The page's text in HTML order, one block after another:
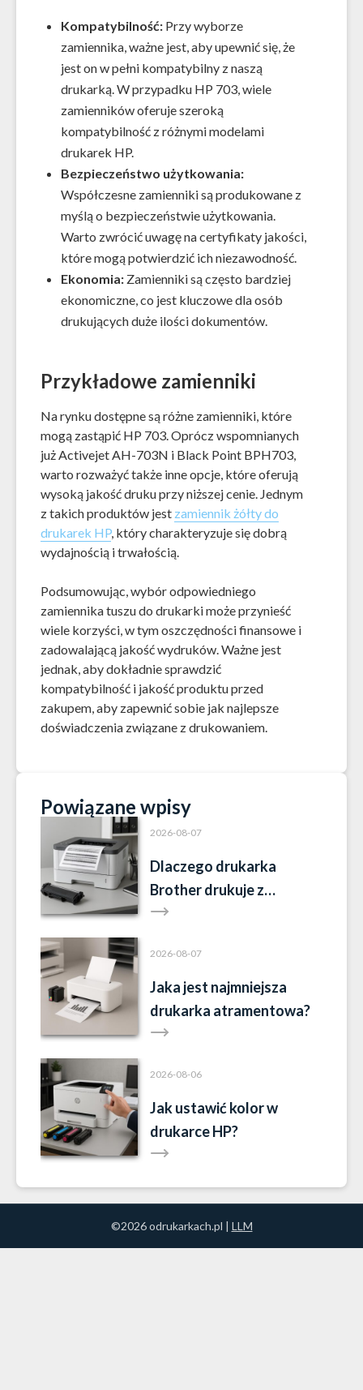
Kompatybilność: Przy wyborze
zamiennika, ważne jest, aby upewnić się, że
jest on w pełni kompatybilny z naszą
drukarką. W przypadku HP 703, wiele
zamienników oferuje szeroką
kompatybilność z różnymi modelami
drukarek HP.
Bezpieczeństwo użytkowania:
Współczesne zamienniki są produkowane z
myślą o bezpieczeństwie użytkowania.
Warto zwrócić uwagę na certyfikaty jakości,
które mogą potwierdzić ich niezawodność.
Ekonomia: Zamienniki są często bardziej
ekonomiczne, co jest kluczowe dla osób
drukujących duże ilości dokumentów.
Przykładowe zamienniki
Na rynku dostępne są różne zamienniki, które
mogą zastąpić HP 703. Oprócz wspomnianych
już Activejet AH-703N i Black Point BPH703,
warto rozważyć także inne opcje, które oferują
wysoką jakość druku przy niższej cenie. Jednym
z takich produktów jest zamiennik żółty do
drukarek HP, który charakteryzuje się dobrą
wydajnością i trwałością.
Podsumowując, wybór odpowiedniego
zamiennika tuszu do drukarki może przynieść
wiele korzyści, w tym oszczędności finansowe i
zadowalającą jakość wydruków. Ważne jest
jednak, aby dokładnie sprawdzić
kompatybilność i jakość produktu przed
zakupem, aby zapewnić sobie jak najlepsze
doświadczenia związane z drukowaniem.
Powiązane wpisy
2026-08-07
Dlaczego drukarka
Brother drukuje z
paskami?
2026-08-07
Jaka jest najmniejsza
drukarka atramentowa?
2026-08-06
Jak ustawić kolor w
drukarce HP?
©2026 odrukarkach.pl | LLM